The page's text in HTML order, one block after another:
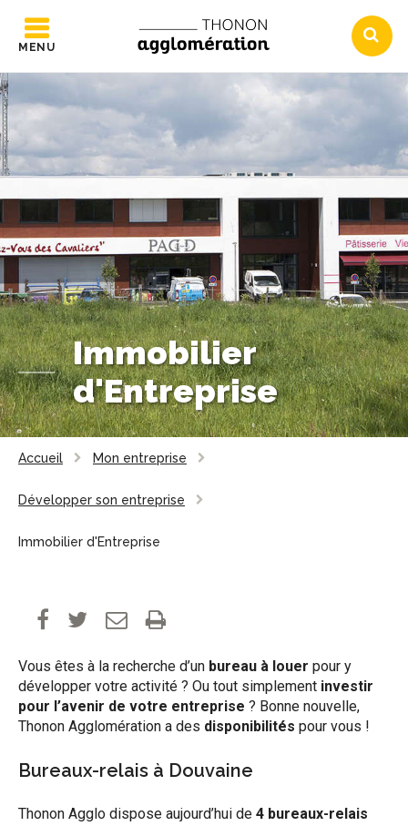
MENU
Immobilier
d'Entreprise
Accueil Mon entreprise
Développer son entreprise
Immobilier d'Entreprise
Vous êtes à la recherche d’un bureau à louer pour y
développer votre activité ? Ou tout simplement investir
pour l’avenir de votre entreprise ? Bonne nouvelle,
Thonon Agglomération a des disponibilités pour vous !
Bureaux-relais à Douvaine
Thonon Agglo dispose aujourd’hui de 4 bureaux-relais